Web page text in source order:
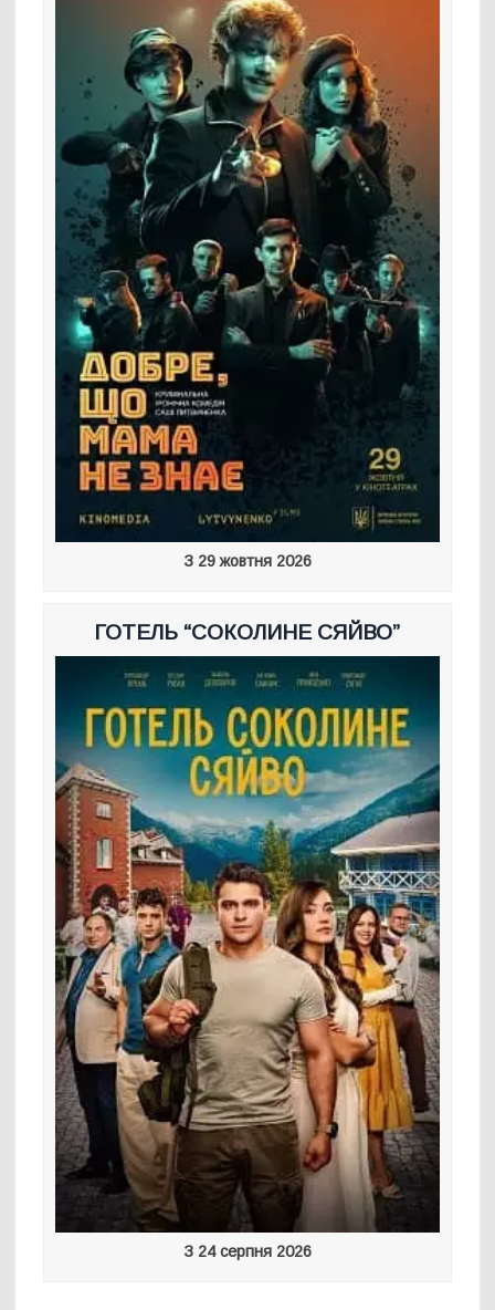
З 29 жовтня 2026
ГОТЕЛЬ “СОКОЛИНЕ СЯЙВО”
З 24 серпня 2026